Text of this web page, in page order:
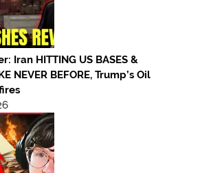
Iran HITTING US BASES &
NEVER BEFORE, Trump’s Oil